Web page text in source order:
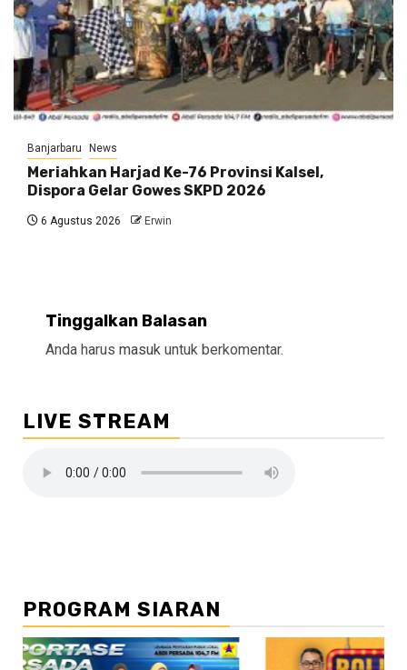
Banjarbaru News
Meriahkan Harjad Ke-76 Provinsi Kalsel,
Dispora Gelar Gowes SKPD 2026
6 Agustus 2026 Erwin
Tinggalkan Balasan
Anda harus masuk untuk berkomentar.
LIVE STREAM
PROGRAM SIARAN